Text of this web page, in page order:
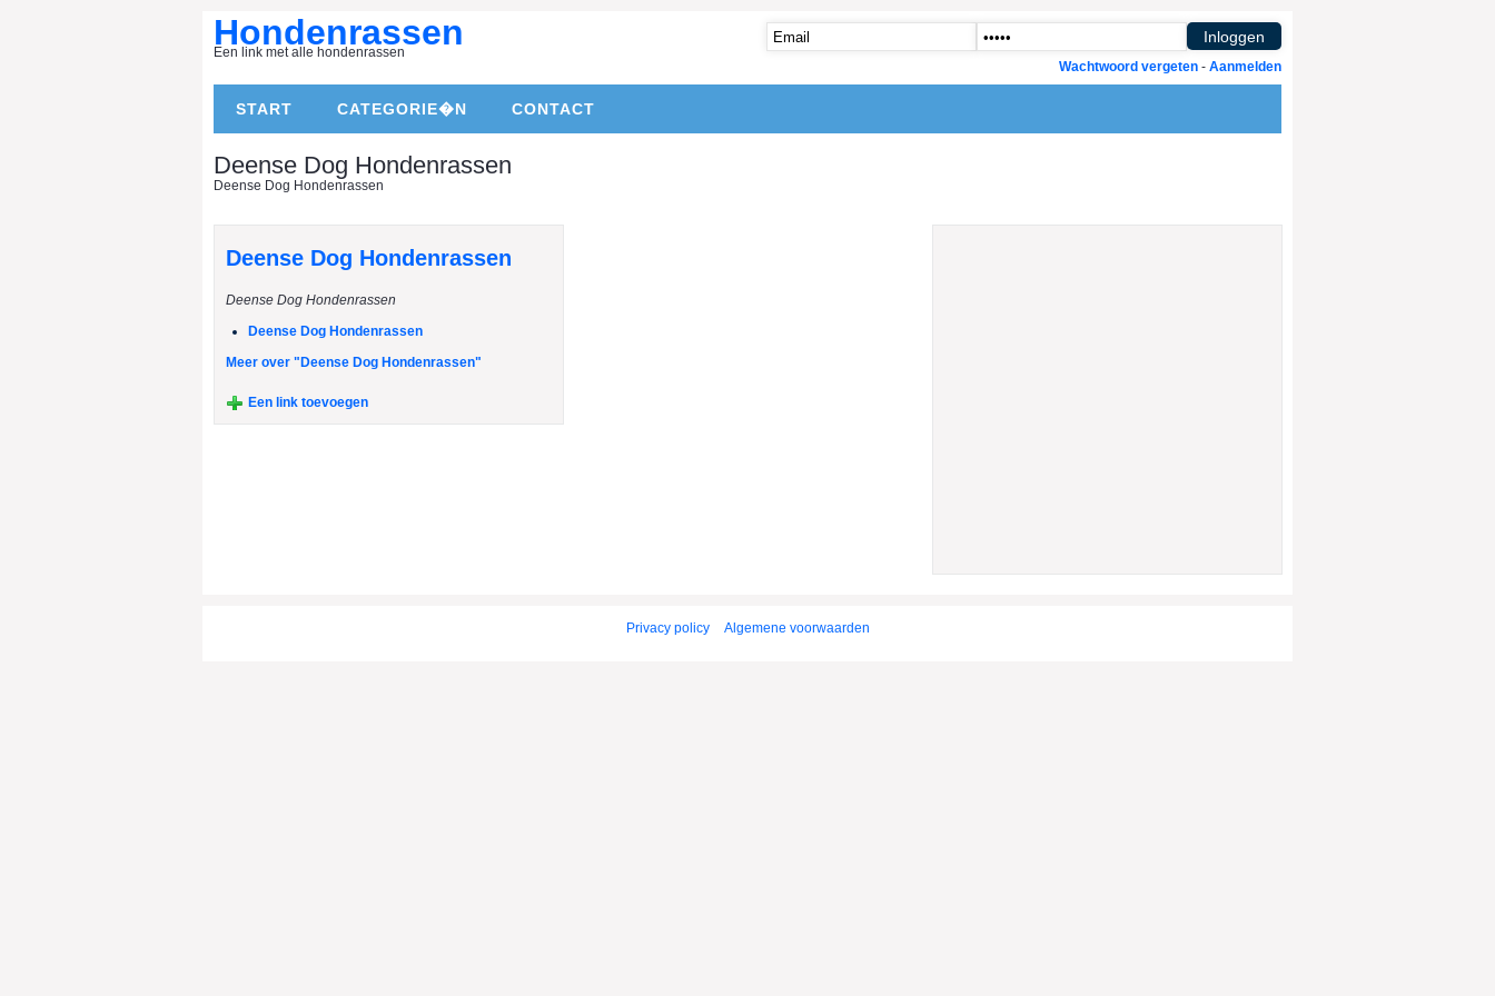
Hondenrassen
Een link met alle hondenrassen
START CATEGORIE�N CONTACT
Wachtwoord vergeten - Aanmelden
Deense Dog Hondenrassen
Deense Dog Hondenrassen
Deense Dog Hondenrassen
Deense Dog Hondenrassen
Deense Dog Hondenrassen
Meer over "Deense Dog Hondenrassen"
Een link toevoegen
Privacy policy Algemene voorwaarden